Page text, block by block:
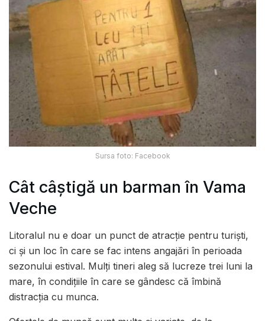
Sursa foto: Facebook
Cât câștigă un barman în Vama
Veche
Litoralul nu e doar un punct de atracție pentru turiști,
ci și un loc în care se fac intens angajări în perioada
sezonului estival. Mulți tineri aleg să lucreze trei luni la
mare, în condițiile în care se gândesc că îmbină
distracția cu munca.